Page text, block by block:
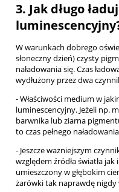
3. Jak długo
W warunkach dobrego
słoneczny dzień) czysty
naładowania się. Czas
wydłużony przez dwa
- Właściwości medium w
luminescencyjny. Jeżeli np.
barwnika lub ziarna
to czas pełnego
- Jeszcze ważniejszym
względem źródła światła
umieszczony w głębokim
żarówki tak naprawdę nigdy